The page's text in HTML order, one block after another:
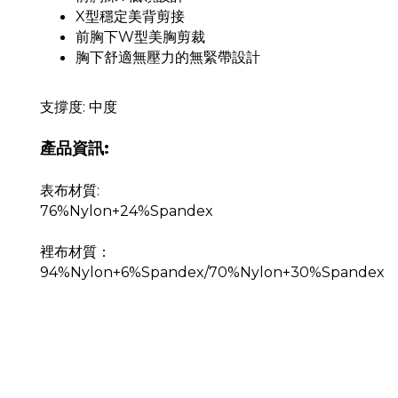
X型穩定美背剪接
前胸下W型美胸剪裁
胸下舒適無壓力的無緊帶設計
支撐度: 中度
產品資訊:
表布材質:
76%Nylon+24%Spandex
裡布材質：
94%Nylon+6%Spandex/70%Nylon+30%Spandex